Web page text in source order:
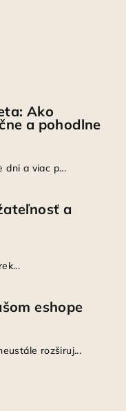
Ako
a pohodlne
dni a viac p...
a
eshope
rozširuj...